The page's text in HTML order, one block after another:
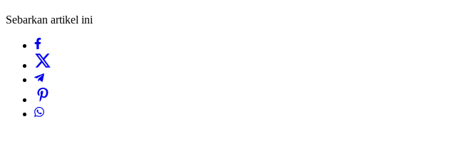
Sebarkan artikel ini